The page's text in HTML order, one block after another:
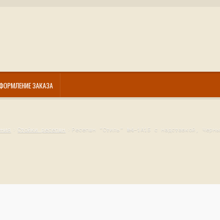
ЗАКАЗА
Стойки ресепшн Ресепшн "Стиль" №4-1А1Б с надставкой,